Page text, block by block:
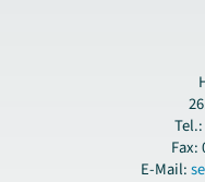
Fax:
E-Mail: